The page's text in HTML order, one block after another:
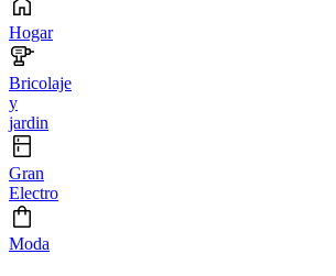
Hogar
Bricolaje
y
jardin
Gran
Electro
Moda